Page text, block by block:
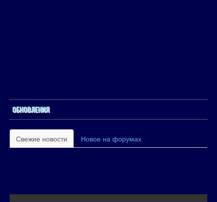
ОБНОВЛЕНИЯ
Свежие новости Новое на форумах